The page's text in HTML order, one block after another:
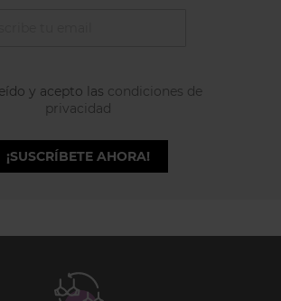
y acepto las condiciones de
privacidad
¡SUSCRÍBETE AHORA!